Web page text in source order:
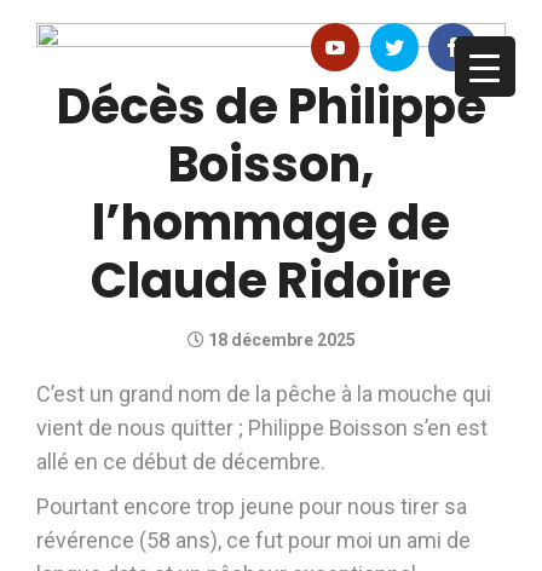
Décès de Philippe
Boisson,
l’hommage de
Claude Ridoire
18 décembre 2025
C’est un grand nom de la pêche à la mouche qui
vient de nous quitter ; Philippe Boisson s’en est
allé en ce début de décembre.
Pourtant encore trop jeune pour nous tirer sa
révérence (58 ans), ce fut pour moi un ami de